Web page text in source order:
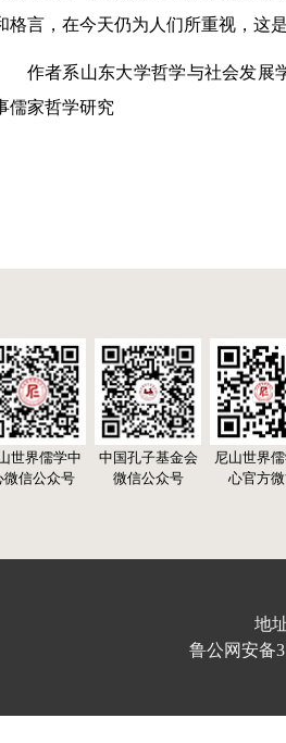
格言，在今天仍为人们所重视，这
作者系山东大学哲学与社会发展
儒家哲学研究
世界儒学中
微信公众号
中国孔子基金会
微信公众号
尼山世界
心官方
地
鲁公网安备